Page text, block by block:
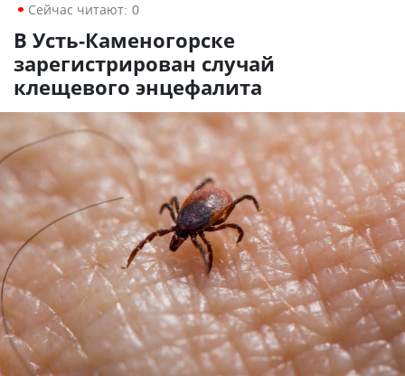
Сейчас читают: 0
В Усть-Каменогорске
зарегистрирован случай
клещевого энцефалита